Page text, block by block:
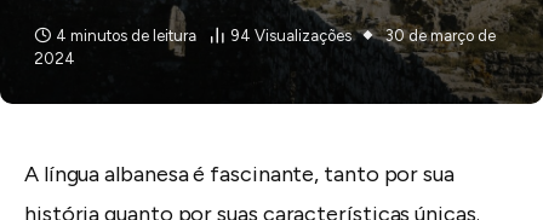
4 minutos de leitura 94 Visualizações
30 de março de
2024
A língua albanesa é fascinante, tanto por sua
história quanto por suas características únicas.